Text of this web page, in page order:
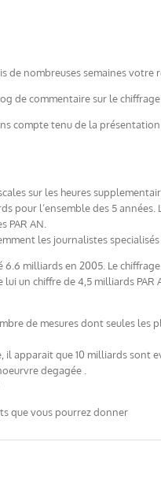
nombreuses semaines votre
de commentaire sur le
compte tenu de la
sur les heures
pour l’ensemble des 5 années.
PAR AN.
les journalistes
milliards en 2005. Le
un chiffre de 4,5 milliards PAR
de mesures dont seules
apparait que 10 milliards sont
degagée .
que vous pourrez donner